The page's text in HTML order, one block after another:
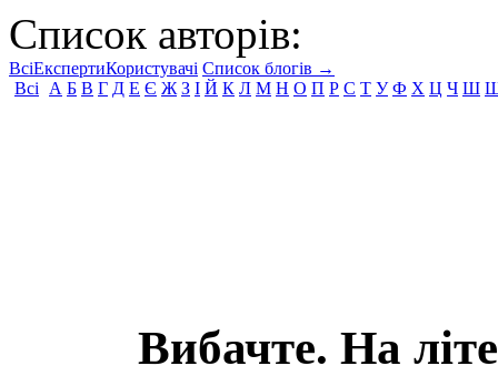
Список авторів:
ВсіЕкспертиКористувачі Список блогів →
Всі
А Б В Г Д Е Є Ж З І Й К Л М Н О П Р С Т У Ф Х Ц Ч Ш
Вибачте. На